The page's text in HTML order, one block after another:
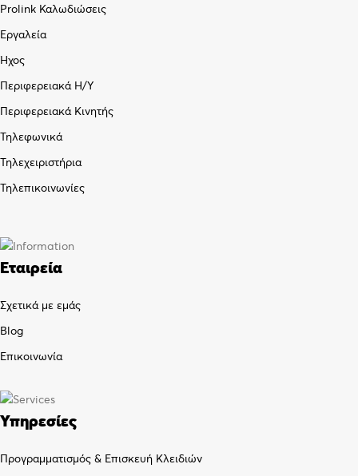
Prolink Καλωδιώσεις
Εργαλεία
Ήχος
Περιφερειακά Η/Υ
Περιφερειακά Κινητής
Τηλεφωνικά
Τηλεχειριστήρια
Τηλεπικοινωνίες
Εταιρεία
Σχετικά με εμάς
Blog
Επικοινωνία
Υπηρεσίες
Προγραμματισμός & Επισκευή Κλειδιών